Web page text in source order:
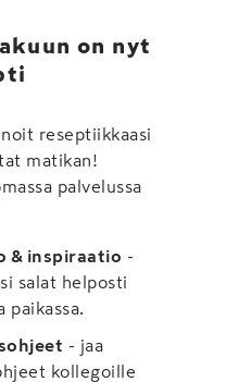
on nyt
reseptiikkaasi
matikan!
palvelussa
& inspiraatio -
salat helposti
paikassa.
- jaa
kollegoille